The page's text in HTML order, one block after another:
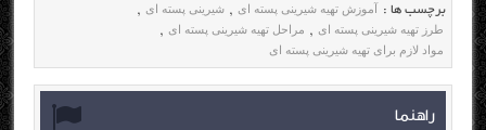
برچسب ها : آموزش تهیه شیرینی پسته ای , شیرینی پسته ای ,
طرز تهیه شیرینی پسته ای , مراحل تهیه شیرینی پسته ای ,
مواد لازم برای تهیه شیرینی پسته ای
راهنما